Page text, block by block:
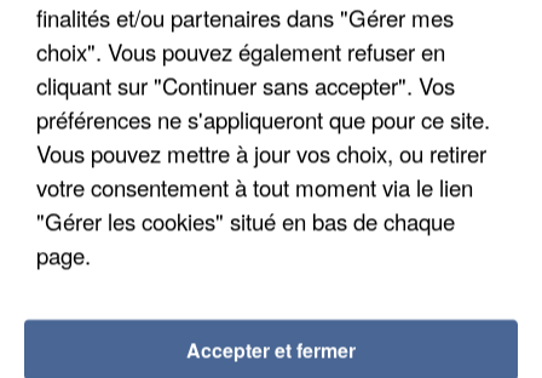
UNE TOURISTE DE L’OISE EMPORTÉE PAR UNE
COULÉE DE BOUE EN HAUTE-SAVOIE
finalités et/ou partenaires dans "Gérer mes
choix". Vous pouvez également refuser en
cliquant sur "Continuer sans accepter". Vos
préférences ne s'appliqueront que pour ce site.
Vous pouvez mettre à jour vos choix, ou retirer
votre consentement à tout moment via le lien
"Gérer les cookies" situé en bas de chaque
page.
Accepter et fermer